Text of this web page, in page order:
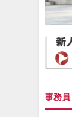
事務員